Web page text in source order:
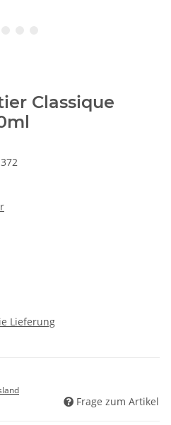
Classique
Lieferung
Frage zum Artikel